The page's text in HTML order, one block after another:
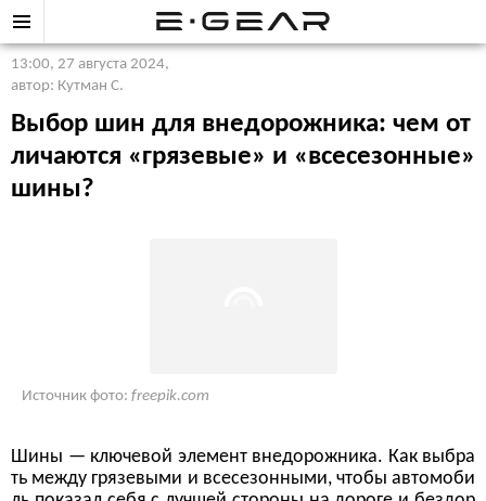
13:00, 27 августа 2024,
автор: Кутман С.
Выбор шин для внедорожника: чем от
личаются «грязевые» и «всесезонные»
шины?
Источник фото: freepik.com
Шины — ключевой элемент внедорожника. Как выбра
ть между грязевыми и всесезонными, чтобы автомоби